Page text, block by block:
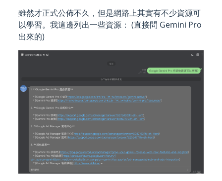
雖然才正式公佈不久，但是網路上其實有不少資源可
以學習。我這邊列出一些資源： (直接問 Gemini Pro
出來的)